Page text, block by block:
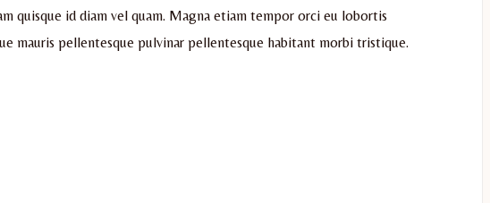
quisque id diam vel quam. Magna etiam tempor orci eu lobortis
mauris pellentesque pulvinar pellentesque habitant morbi tristique.